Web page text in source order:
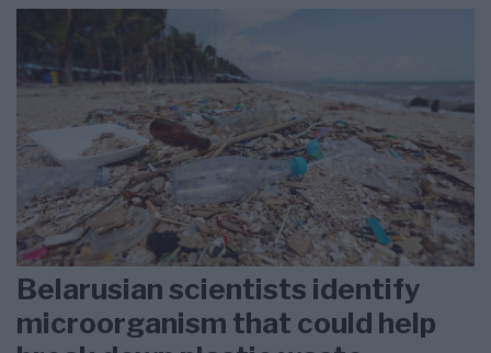
Belarusian scientists identify
microorganism that could help